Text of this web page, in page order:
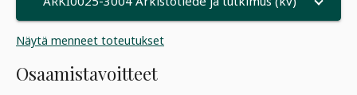
Näytä menneet toteutukset
Osaamistavoitteet